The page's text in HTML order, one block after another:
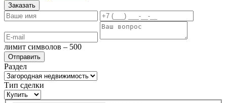
Заказать
лимит символов – 500
Раздел
Тип сделки